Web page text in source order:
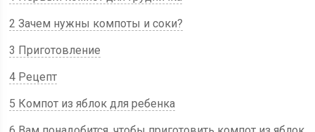
2 Зачем нужны компоты и соки?
3 Приготовление
4 Рецепт
5 Компот из яблок для ребенка